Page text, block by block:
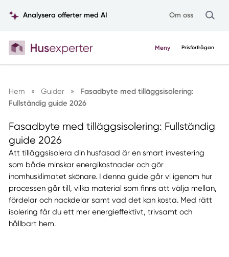
Analysera offerter med AI Om oss
Meny Prisförfrågan
Hem » Guider »
Fasadbyte med tilläggsisolering:
Fullständig guide 2026
Fasadbyte med tilläggsisolering: Fullständig
guide 2026
Att tilläggsisolera din husfasad är en smart investering
som både minskar energikostnader och gör
inomhusklimatet skönare. I denna guide går vi igenom hur
processen går till, vilka material som finns att välja mellan,
fördelar och nackdelar samt vad det kan kosta. Med rätt
isolering får du ett mer energieffektivt, trivsamt och
hållbart hem.